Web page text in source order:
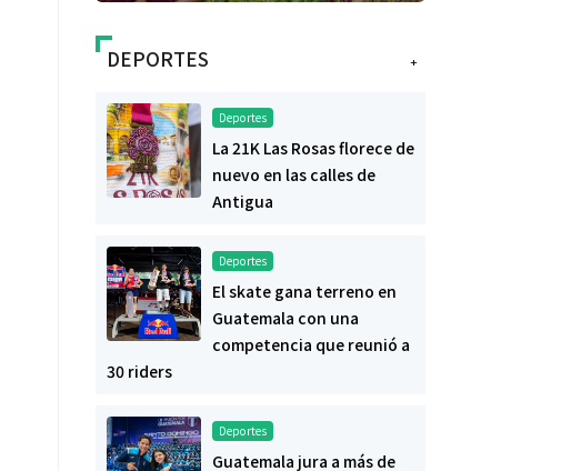
+
DEPORTES
Deportes
La 21K Las Rosas florece de
nuevo en las calles de
Antigua
Deportes
El skate gana terreno en
Guatemala con una
competencia que reunió a
30 riders
Deportes
Guatemala jura a más de